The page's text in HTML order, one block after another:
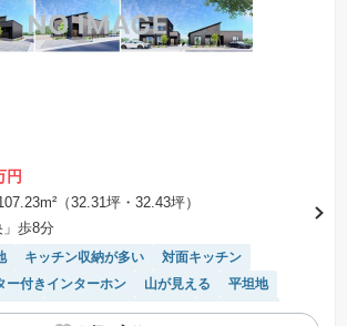
円
（32.31坪・32.43坪）
歩8分
キッチン収納が多い
対面キッチン
ー付きインターホン 山が見える
平坦地
洗機 IHクッキングヒーター
窓付き浴室